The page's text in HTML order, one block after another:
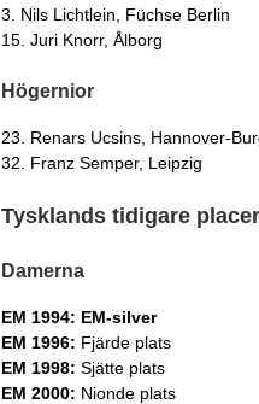
3. Nils Lichtlein, Füchse Berlin
15. Juri Knorr, Ålborg
Högernior
23. Renars Ucsins, Hannover-
32. Franz Semper, Leipzig
Tysklands tidigare
Damerna
EM 1994: EM-silver
EM 1996: Fjärde plats
EM 1998: Sjätte plats
EM 2000: Nionde plats